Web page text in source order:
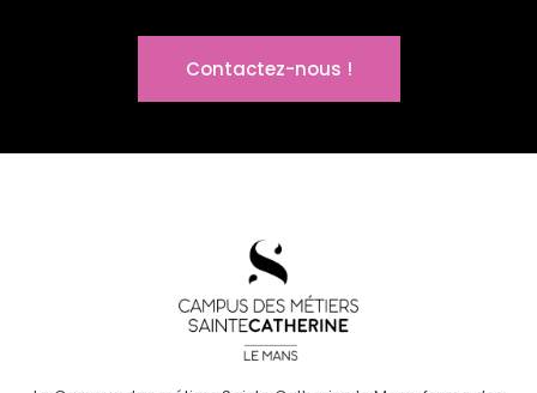
Contactez-nous !